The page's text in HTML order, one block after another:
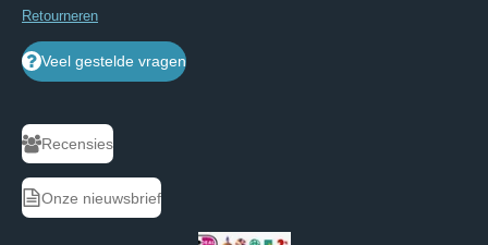
Retourneren
Veel gestelde vragen
Recensies
Onze nieuwsbrief